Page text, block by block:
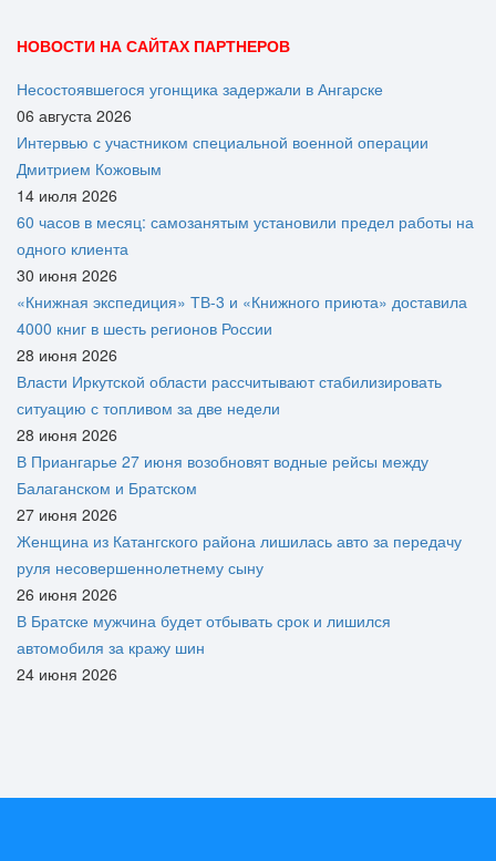
НОВОСТИ НА САЙТАХ ПАРТНЕРОВ
Несостоявшегося угонщика задержали в Ангарске
06 августа 2026
Интервью с участником специальной военной операции
Дмитрием Кожовым
14 июля 2026
60 часов в месяц: самозанятым установили предел работы на
одного клиента
30 июня 2026
«Книжная экспедиция» ТВ-3 и «Книжного приюта» доставила
4000 книг в шесть регионов России
28 июня 2026
Власти Иркутской области рассчитывают стабилизировать
ситуацию с топливом за две недели
28 июня 2026
В Приангарье 27 июня возобновят водные рейсы между
Балаганском и Братском
27 июня 2026
Женщина из Катангского района лишилась авто за передачу
руля несовершеннолетнему сыну
26 июня 2026
В Братске мужчина будет отбывать срок и лишился
автомобиля за кражу шин
24 июня 2026